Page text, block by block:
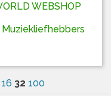
WEBSHOP
16 32 100